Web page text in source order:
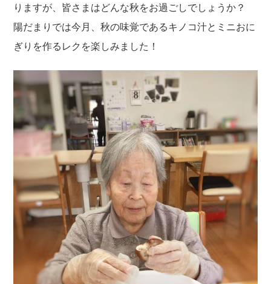
りますが、皆さまはどんな秋をお過ごしでしょうか？
陽だまりでは今月、秋の味覚であるキノコ汁とミニおに
ぎりを作るレクを楽しみました！